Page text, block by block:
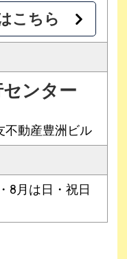
こちら
ンター
不動産豊洲ビル
月は日・祝日